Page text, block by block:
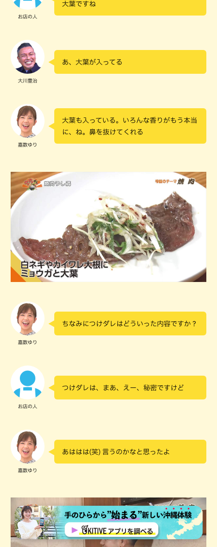
お店の人
大葉ですね
大川豊治
あ、大葉が入ってる
嘉数ゆり
大葉も入っている。いろんな香りがもう本当
に、ね。鼻を抜けてくれる
嘉数ゆり
ちなみにつけダレはどういった内容ですか？
お店の人
つけダレは、まあ、えー、秘密ですけど
嘉数ゆり
あははは(笑) 言うのかなと思ったよ